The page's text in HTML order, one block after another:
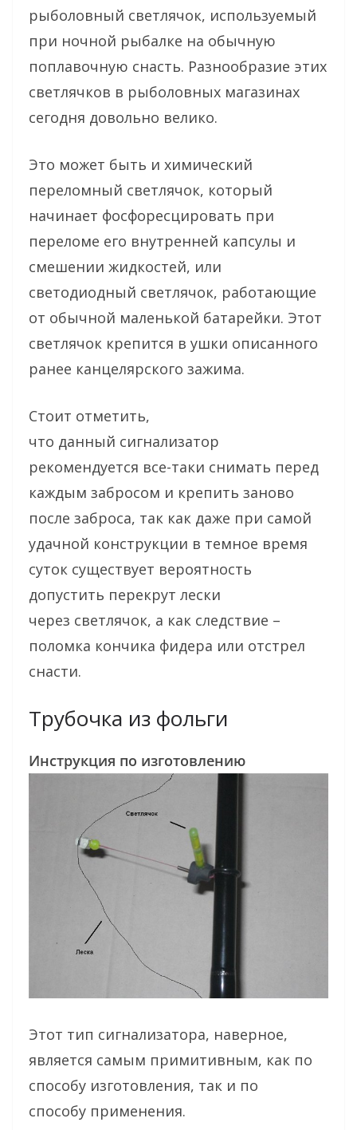
рыболовный светлячок, используемый
при ночной рыбалке на обычную
поплавочную снасть. Разнообразие этих
светлячков в рыболовных магазинах
сегодня довольно велико.
Это может быть и химический
переломный светлячок, который
начинает фосфоресцировать при
переломе его внутренней капсулы и
смешении жидкостей, или
светодиодный светлячок, работающие
от обычной маленькой батарейки. Этот
светлячок крепится в ушки описанного
ранее канцелярского зажима.
Стоит отметить,
что данный сигнализатор
рекомендуется все-таки снимать перед
каждым забросом и крепить заново
после заброса, так как даже при самой
удачной конструкции в темное время
суток существует вероятность
допустить перекрут лески
через светлячок, а как следствие –
поломка кончика фидера или отстрел
снасти.
Трубочка из фольги
Инструкция по изготовлению
Этот тип сигнализатора, наверное,
является самым примитивным, как по
способу изготовления, так и по
способу применения.